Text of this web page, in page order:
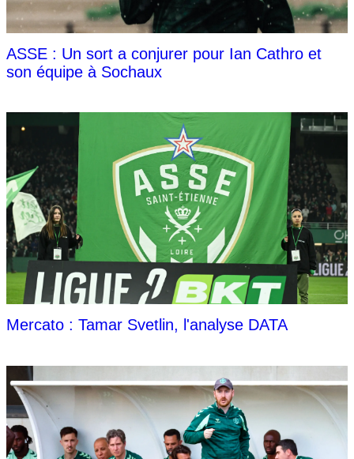
ASSE : Un sort a conjurer pour Ian Cathro et
son équipe à Sochaux
Mercato : Tamar Svetlin, l'analyse DATA